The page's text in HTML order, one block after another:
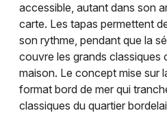
accessible, autant dans son
carte. Les tapas permettent
son rythme, pendant que la
couvre les grands classiques
maison. Le concept mise sur
format bord de mer qui
classiques du quartier